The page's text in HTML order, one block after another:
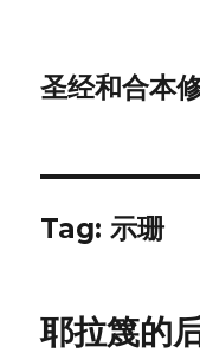
圣经和合本
Tag: 示珊
耶拉篾的